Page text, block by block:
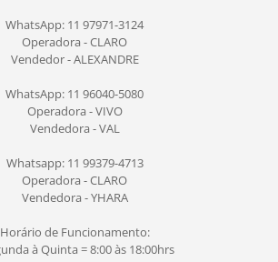
WhatsApp: 11 97971-3124
Operadora - CLARO
Vendedor - ALEXANDRE
WhatsApp: 11 96040-5080
Operadora - VIVO
Vendedora - VAL
Whatsapp: 11 99379-4713
Operadora - CLARO
Vendedora - YHARA
Horário de Funcionamento:
à Quinta = 8:00 às 18:00hrs